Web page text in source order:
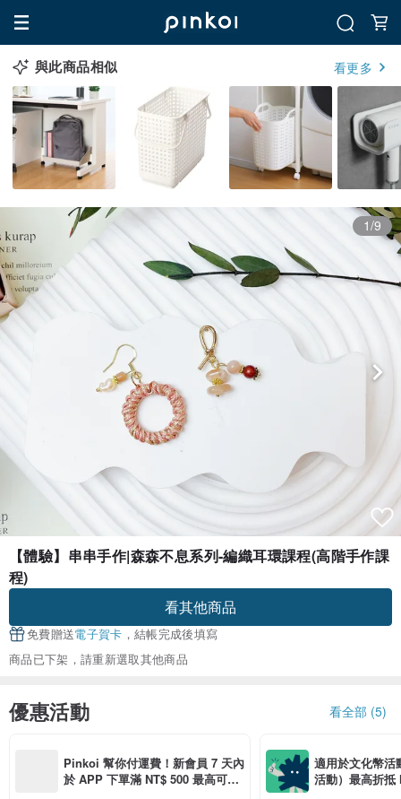
與此商品相似 看更多
1/9
【體驗】串串手作|森森不息系列-編織耳環課程(高階手作課
程)
看其他商品
免費贈送電子賀卡 ，結帳完成後填寫
商品已下架，請重新選取其他商品
優惠活動 看全部 (5)
Pinkoi 幫你付運費！新會員 7 天內
於 APP 下單滿 NT$ 500 最高可折
適用於文化幣活
活動）最高折抵